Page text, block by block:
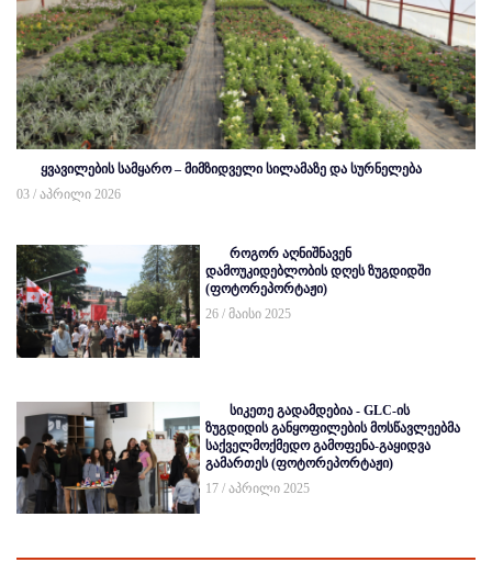
ყვავილების სამყარო – მიმზიდველი სილამაზე და სურნელება
03 / აპრილი 2026
როგორ აღნიშნავენ
დამოუკიდებლობის დღეს ზუგდიდში
(ფოტორეპორტაჟი)
26 / მაისი 2025
სიკეთე გადამდებია - GLC-ის
ზუგდიდის განყოფილების მოსწავლეებმა
საქველმოქმედო გამოფენა-გაყიდვა
გამართეს (ფოტორეპორტაჟი)
17 / აპრილი 2025